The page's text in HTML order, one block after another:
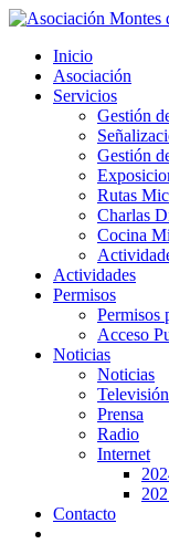
Saltar
contenido
Inicio
Asociación
Servicios
Gestión
Gestión
Rutas
Charlas
Cocina
Actividades
Permisos
Permisos
Acceso
Noticias
Noticias
Televisión
Prensa
Radio
Internet
Contacto